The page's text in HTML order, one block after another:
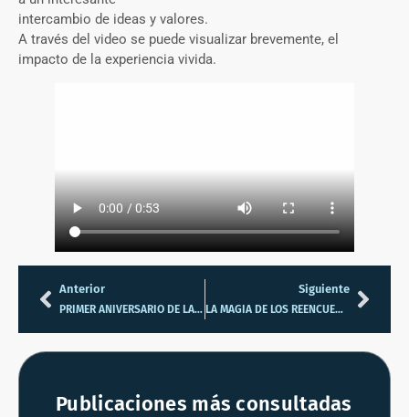
intercambio de ideas y valores.
A través del video se puede visualizar brevemente, el
impacto de la experiencia vivida.
Anterior
PRIMER ANIVERSARIO DE LA LOGIA CARMEN DE BURGOS-COLOMBINE
Siguiente
LA MAGIA DE LOS REENCUENTROS…VIAJES Y MAS VIAJES LA LOGIA “ESTRELLA DEL NORTE” FUE FUNDADA CON LA AYUDA DE MASONAS FRANCESAS
Publicaciones más consultadas